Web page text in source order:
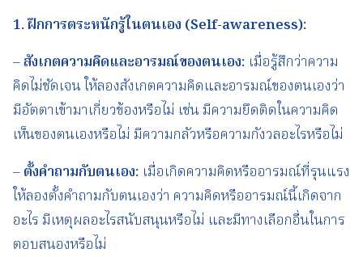
1.ฝึกการตระหนักรู้ในตนเอง (Self-awareness):
–สังเกตความคิดและอารมณ์ของตนเอง: เมื่อรู้สึกว่าความ
คิดไม่ชัดเจน ให้ลองสังเกตความคิดและอารมณ์ของตนเองว่า
มีอัตตาเข้ามาเกี่ยวข้องหรือไม่ เช่น มีความยึดติดในความคิด
เห็นของตนเองหรือไม่ มีความกลัวหรือความกังวลอะไรหรือไม่
–ตั้งคำถามกับตนเอง: เมื่อเกิดความคิดหรืออารมณ์ที่รุนแรง
ให้ลองตั้งคำถามกับตนเองว่า ความคิดหรืออารมณ์นี้เกิดจาก
อะไร มีเหตุผลอะไรสนับสนุนหรือไม่ และมีทางเลือกอื่นในการ
ตอบสนองหรือไม่